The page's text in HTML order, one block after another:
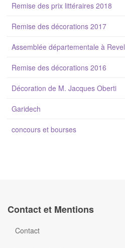
Remise des prix littéraires 2018
Remise des décorations 2017
Assemblée départementale à Revel
Remise des décorations 2016
Décoration de M. Jacques Oberti
Garidech
concours et bourses
Contact et Mentions
Contact